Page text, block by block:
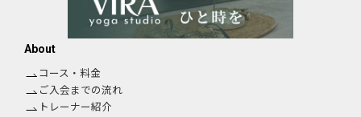
About
コース・料金
ご入会までの流れ
トレーナー紹介